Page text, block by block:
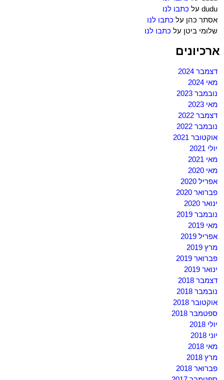
dudu על כתבו לנו
אסתר כהן על כתבו לנו
שלומי ביטן על כתבו לנו
ארכיונים
דצמבר 2024
מאי 2024
נובמבר 2023
מאי 2023
דצמבר 2022
נובמבר 2022
אוקטובר 2021
יולי 2021
מאי 2021
מאי 2020
אפריל 2020
פברואר 2020
ינואר 2020
נובמבר 2019
מאי 2019
אפריל 2019
מרץ 2019
פברואר 2019
ינואר 2019
דצמבר 2018
נובמבר 2018
אוקטובר 2018
ספטמבר 2018
יולי 2018
יוני 2018
מאי 2018
מרץ 2018
פברואר 2018